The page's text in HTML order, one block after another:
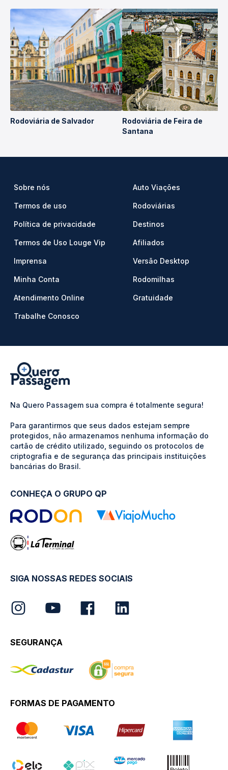
Rodoviária de Salvador
Rodoviária de Feira de
Santana
Sobre nós
Termos de uso
Política de privacidade
Termos de Uso Louge Vip
Imprensa
Minha Conta
Atendimento Online
Trabalhe Conosco
Auto Viações
Rodoviárias
Destinos
Afiliados
Versão Desktop
Rodomilhas
Gratuidade
Na Quero Passagem sua compra é totalmente segura!
Para garantirmos que seus dados estejam sempre
protegidos, não armazenamos nenhuma informação do
cartão de crédito utilizado, seguindo os protocolos de
criptografia e de segurança das principais instituições
bancárias do Brasil.
CONHEÇA O GRUPO QP
SIGA NOSSAS REDES SOCIAIS
SEGURANÇA
FORMAS DE PAGAMENTO